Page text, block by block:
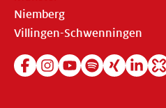
Niemberg
Villingen-Schwenningen